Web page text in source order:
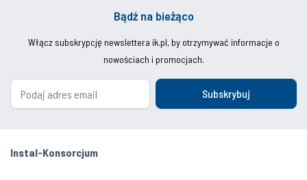
Bądź na bieżąco
Włącz subskrypcję newslettera ik.pl, by otrzymywać informacje o
nowościach i promocjach.
Subskrybuj
Instal-Konsorcjum